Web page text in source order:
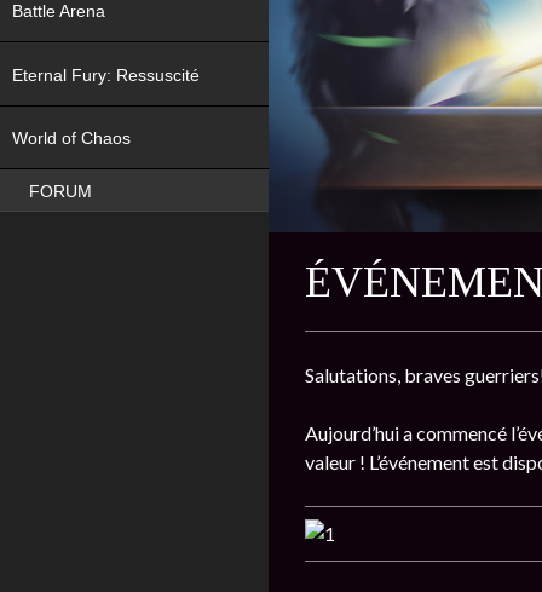
Salutations, braves
Aujourd’hui a commencé
valeur ! L’événement est
Battle Arena
Eternal Fury: Ressuscité
World of Chaos
FORUM